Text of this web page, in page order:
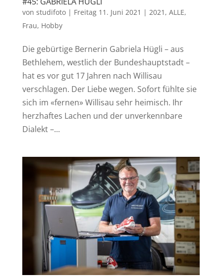
von studifoto| Freitag 11. Juni 2021 | 2021 , ALLE,
Frau, Hobby
Die gebürtige Bernerin Gabriela Hügli – aus
Bethlehem, westlich der Bundeshauptstadt –
hat es vor gut 17 Jahren nach Willisau
verschlagen. Der Liebe wegen. Sofort fühlte sie
sich im «fernen» Willisau sehr heimisch. Ihr
herzhaftes Lachen und der unverkennbare
Dialekt –...